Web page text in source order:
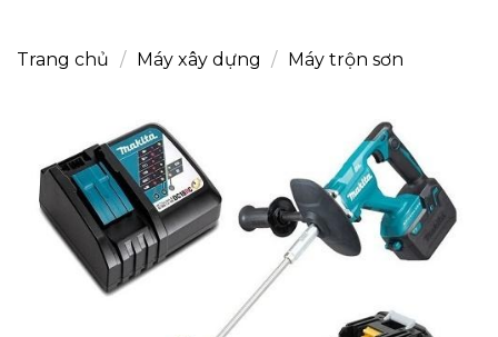
Trang chủ / Máy xây dựng / Máy trộn sơn